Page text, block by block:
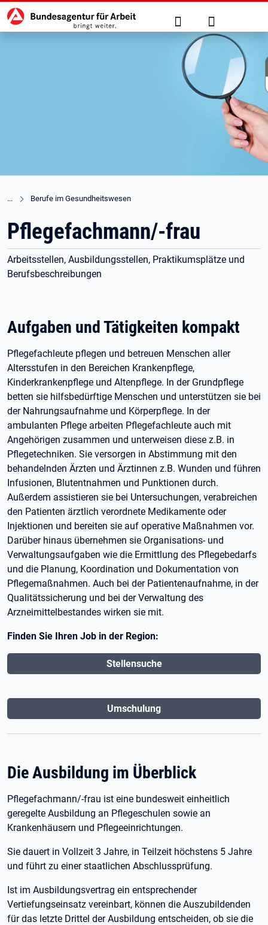
zu den Hauptinhalten springen
Hauptnavigation Suche Anmelden
Berufe im Gesundheitswesen
Pflegefachmann/-frau
Arbeitsstellen, Ausbildungsstellen, Praktikumsplätze und
Berufsbeschreibungen
Aufgaben und Tätigkeiten kompakt
Pflegefachleute pflegen und betreuen Menschen aller
Altersstufen in den Bereichen Krankenpflege,
Kinderkrankenpflege und Altenpflege. In der Grundpflege
betten sie hilfsbedürftige Menschen und unterstützen sie bei
der Nahrungsaufnahme und Körperpflege. In der
ambulanten Pflege arbeiten Pflegefachleute auch mit
Angehörigen zusammen und unterweisen diese z.B. in
Pflegetechniken. Sie versorgen in Abstimmung mit den
behandelnden Ärzten und Ärztinnen z.B. Wunden und führen
Infusionen, Blutentnahmen und Punktionen durch.
Außerdem assistieren sie bei Untersuchungen, verabreichen
den Patienten ärztlich verordnete Medikamente oder
Injektionen und bereiten sie auf operative Maßnahmen vor.
Darüber hinaus übernehmen sie Organisations- und
Verwaltungsaufgaben wie die Ermittlung des Pflegebedarfs
und die Planung, Koordination und Dokumentation von
Pflegemaßnahmen. Auch bei der Patientenaufnahme, in der
Qualitätssicherung und bei der Verwaltung des
Arzneimittelbestandes wirken sie mit.
Finden Sie Ihren Job in der Region:
Stellensuche
Umschulung
Die Ausbildung im Überblick
Pflegefachmann/-frau ist eine bundesweit einheitlich
geregelte Ausbildung an Pflegeschulen sowie an
Krankenhäusern und Pflegeeinrichtungen.
Sie dauert in Vollzeit 3 Jahre, in Teilzeit höchstens 5 Jahre
und führt zu einer staatlichen Abschlussprüfung.
Ist im Ausbildungsvertrag ein entsprechender
Vertiefungseinsatz vereinbart, können die Auszubildenden
für das letzte Drittel der Ausbildung entscheiden, ob sie die